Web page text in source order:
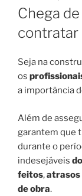
EM
Chega
contratar
Seja na
os
a importância
Além de
garantem que
durante o
indesejáveis
feitos,atrasos
de obra.